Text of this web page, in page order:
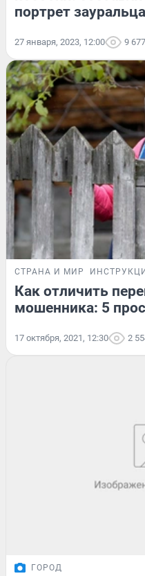
портрет
27 января, 2023, 12:00 9 677
СТРАНА И МИР
Как отличить
мошенника: 5
17 октября, 2021, 12:30 2
ГОРОД